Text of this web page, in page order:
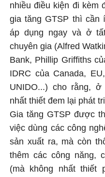
nhiều điều kiện đi kèm
gia tăng GTSP thì cần
áp dụng ngay và ở
chuyên gia (Alfred
Bank, Phillip Griffiths
IDRC của Canada,
UNIDO...) cho rằng,
nhất thiết đem lại phát
Gia tăng GTSP được
việc dùng các công
sản xuất ra, mà còn
thêm các công năng,
(mà không nhất thiết